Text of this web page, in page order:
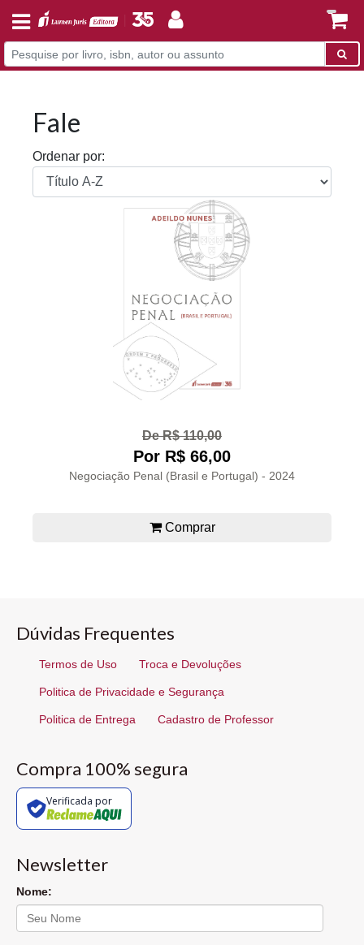
Fale
Ordenar por:
De R$ 110,00
Por R$ 66,00
Negociação Penal (Brasil e Portugal) - 2024
Comprar
Dúvidas Frequentes
Termos de Uso Troca e Devoluções
Politica de Privacidade e Segurança
Politica de Entrega Cadastro de Professor
Compra 100% segura
Verificada por
Newsletter
Nome: